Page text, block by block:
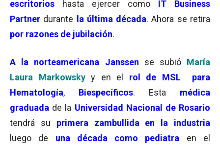
escritorios hasta ejercer como IT Business
Partner durante la última década. Ahora se retira
por razones de jubilación.
A la norteamericana Janssen se subió María
Laura Markowskyy en el rol de MSL para
Hematología, Biespecíficos. Esta médica
graduada de la Universidad Nacional de Rosario
tendrá su primera zambullida en la industria
luego de una década como pediatra en el